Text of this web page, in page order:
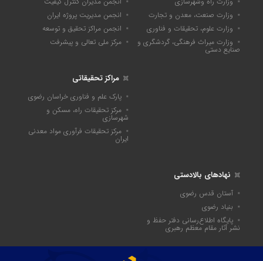
وزارت صنعت، معدن و تجارت
وزارت علوم، تحقیقات و فناوری
وزارت میراث فرهنگی، گردشگری و
صنایع دستی
انجمن مدیریت پروژه ایران
انجمن مراکز تحقیق و توسعه
مرکز ملی تعالی و پیشرفت
مراکز تحقیقاتی
پارک علم و فناوری خراسان رضوی
مرکز تحقیقات راه، مسکن و
شهرسازی
مرکز تحقیقات فرآوری مواد معدنی
ایران
نهادهای بالادستی
آستان قدس رضوی
بنیاد رضوی
پايگاه اطلاع‌رسانی دفتر حفظ و
نشر آثار مقام معظم رهبری